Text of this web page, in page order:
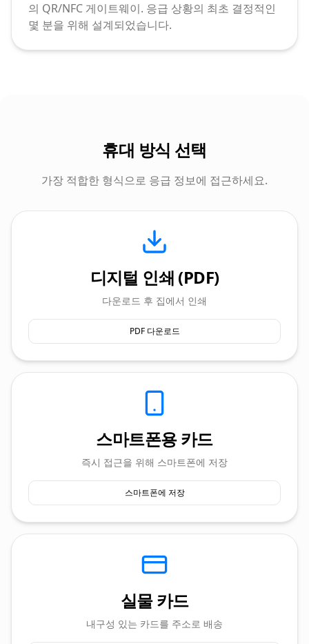
의 QR/NFC 게이트웨이. 응급 상황의 최초 결정적인
몇 분을 위해 설계되었습니다.
휴대 방식 선택
가장 적합한 형식으로 응급 정보에 접근하세요.
디지털 인쇄 (PDF)
다운로드 후 집에서 인쇄
PDF 다운로드
스마트폰용 카드
즉시 접근을 위해 스마트폰에 저장
스마트폰에 저장
실물 카드
내구성 있는 카드를 주소로 배송